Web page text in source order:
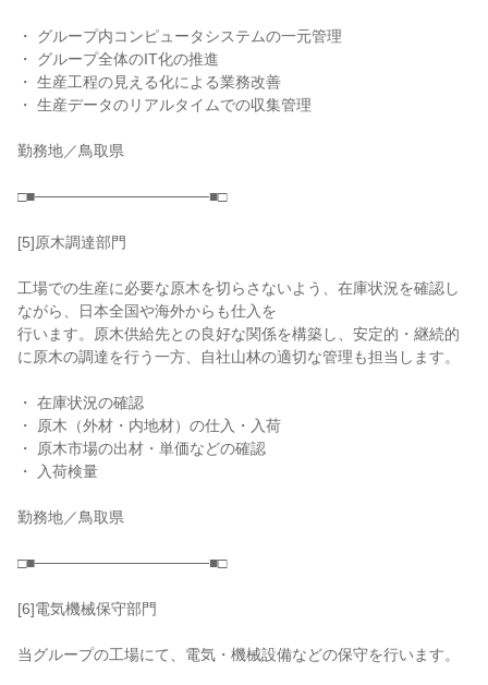
・ グループ内コンピュータシステムの一元管理
・ グループ全体のIT化の推進
・ 生産工程の見える化による業務改善
・ 生産データのリアルタイムでの収集管理
勤務地／鳥取県
□■────────────────■□
[5]原木調達部門
工場での生産に必要な原木を切らさないよう、在庫状況を確認し
ながら、日本全国や海外からも仕入を
行います。原木供給先との良好な関係を構築し、安定的・継続的
に原木の調達を行う一方、自社山林の適切な管理も担当します。
・ 在庫状況の確認
・ 原木（外材・内地材）の仕入・入荷
・ 原木市場の出材・単価などの確認
・ 入荷検量
勤務地／鳥取県
□■────────────────■□
[6]電気機械保守部門
当グループの工場にて、電気・機械設備などの保守を行います。